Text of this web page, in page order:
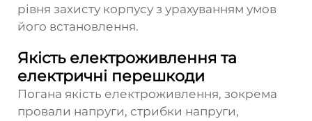
рівня захисту корпусу з урахуванням умов
його встановлення.
Якість електроживлення та
електричні перешкоди
Погана якість електроживлення, зокрема
провали напруги, стрибки напруги,